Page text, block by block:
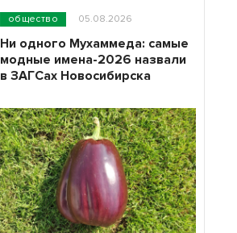
общество 05.08.2026
Ни одного Мухаммеда: самые
модные имена-2026 назвали
в ЗАГСах Новосибирска